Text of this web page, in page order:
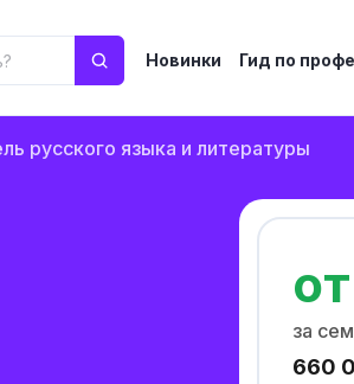
Новинки Гид по
русского языка и литературы
за
660